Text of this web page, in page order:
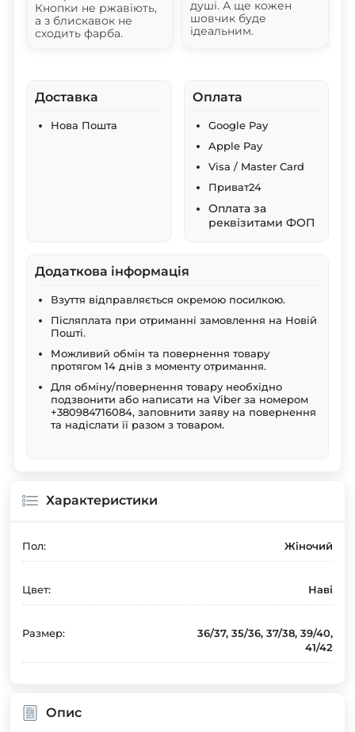
Кнопки не ржавіють,
а з блискавок не
сходить фарба.
душі. А ще кожен
шовчик буде
ідеальним.
Доставка
Нова Пошта
Оплата
Google Pay
Apple Pay
Visa / Master Card
Приват24
Оплата за
реквізитами ФОП
Додаткова інформація
Взуття відправляється окремою посилкою.
Післяплата при отриманні замовлення на Новій
Пошті.
Можливий обмін та повернення товару
протягом 14 днів з моменту отримання.
Для обміну/повернення товару необхідно
подзвонити або написати на Viber за номером
+380984716084, заповнити заяву на повернення
та надіслати її разом з товаром.
Характеристики
Пол: Жіночий
Цвет: Наві
Размер:
36/37, 35/36, 37/38, 39/40,
41/42
Опис